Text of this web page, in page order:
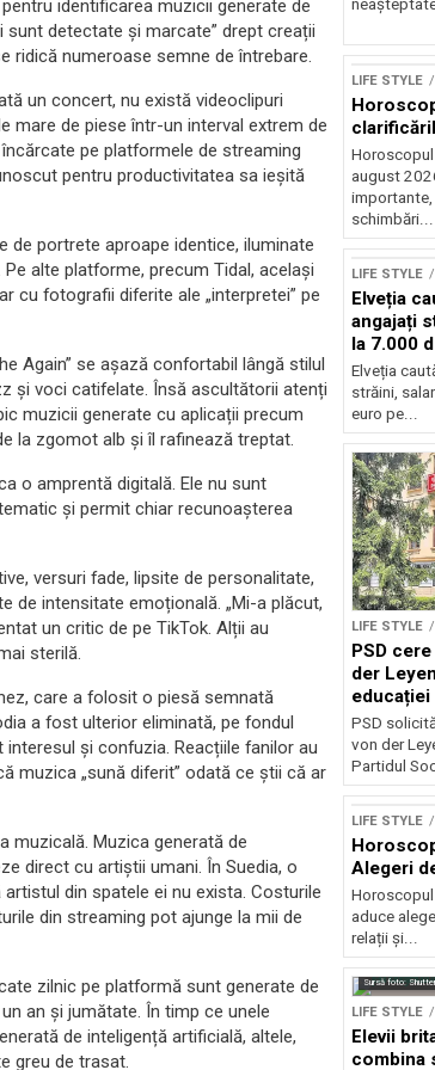
identificarea muzicii generate de
detectate și marcate” drept creații
ridică numeroase semne de întrebare.
un concert, nu există videoclipuri
mare de piese într-un interval extrem de
pe platformele de streaming
pentru productivitatea sa ieșită
de portrete aproape identice, iluminate
alte platforme, precum Tidal, același
cu fotografii diferite ale „interpretei” pe
Again” se așază confortabil lângă stilul
și voci catifelate. Însă ascultătorii atenți
muzicii generate cu aplicații precum
la zgomot alb și îl rafinează treptat.
o amprentă digitală. Ele nu sunt
și permit chiar recunoașterea
versuri fade, lipsite de personalitate,
de intensitate emoțională. „Mi-a plăcut,
un critic de pe TikTok. Alții au
sterilă.
care a folosit o piesă semnată
a fost ulterior eliminată, pe fondul
și confuzia. Reacțiile fanilor au
muzica „sună diferit” odată ce știi că ar
muzicală. Muzica generată de
direct cu artiștii umani. În Suedia, o
din spatele ei nu exista. Costurile
din streaming pot ajunge la mii de
zilnic pe platformă sunt generate de
an și jumătate. În timp ce unele
de inteligență artificială, altele,
greu de trasat.
LIFE STYLE
august
schimbări...
LIFE STYLE
Elveția
angajați
la 7.000
Elveția
străini,
euro pe...
LIFE STYLE
PSD
der
educației
reforma
PSD
von der
Partidul
LIFE STYLE
Alegeri
aduce
relații și...
Sursă foto:
LIFE STYLE
Elevii
combina